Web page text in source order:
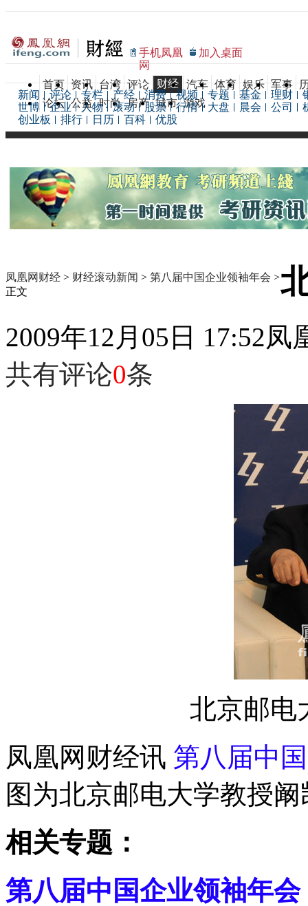
手机凤凰
网
加入桌面
首页 资讯 台湾 评论 财经 汽车 体育 娱乐 军事
论坛 公益 时尚 房产 城市 游戏
新闻 评论 专栏 产经 消费 视频 专题 基金 理财
世博
企业 人物 滚动 股票 行情 大盘 晨会 公司
创业板
排行 日历 百科 优股
凤凰网财经 > 财经滚动新闻 > 第八届中国企业领袖年会 >
正文
2009年12月05日 17:52凤
共有评论0条
北京邮电
凤凰网财经讯 第八届中
图为北京邮电大学教授
相关专题：
第八届中国企业领袖年会